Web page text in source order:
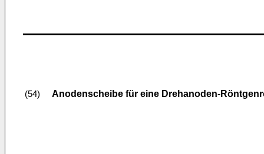
(54) Anodenscheibe für eine Drehanoden-